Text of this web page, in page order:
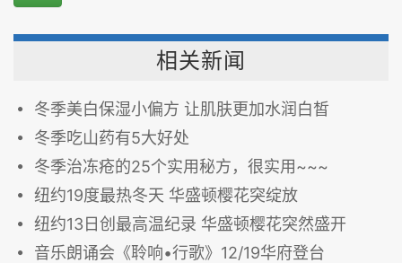
相关新闻
冬季美白保湿小偏方 让肌肤更加水润白皙
冬季吃山药有5大好处
冬季治冻疮的25个实用秘方，很实用~~~
纽约19度最热冬天 华盛顿樱花突绽放
纽约13日创最高温纪录 华盛顿樱花突然盛开
音乐朗诵会《聆响•行歌》12/19华府登台